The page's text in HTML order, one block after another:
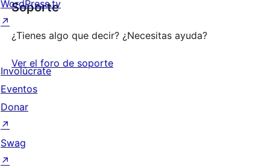
Soporte
¿Tienes algo que decir? ¿Necesitas ayuda?
Ver el foro de soporte
WordPress.tv
↗
Involúcrate
Eventos
Donar
↗
Swag
↗